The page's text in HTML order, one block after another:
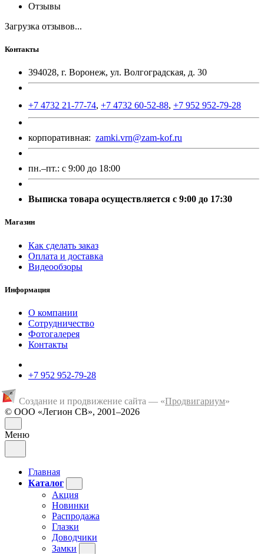
Отзывы
Загрузка отзывов...
Контакты
394028, г. Воронеж, ул. Волгоградская, д. 30
+7 4732 21-77-74, +7 4732 60-52-88, +7 952 952-79-28
корпоративная: zamki.vrn@zam-kof.ru
пн.–пт.: с 9:00 до 18:00
Выписка товара осуществляется с 9:00 до 17:30
Магазин
Как сделать заказ
Оплата и доставка
Видеообзоры
Информация
О компании
Сотрудничество
Фотогалерея
Контакты
+7 952 952-79-28
Создание и продвижение сайта — «Продвигариум»
© ООО «Легион СВ», 2001–2026
Меню
Главная
Каталог
Акция
Новинки
Распродажа
Глазки
Доводчики
Замки